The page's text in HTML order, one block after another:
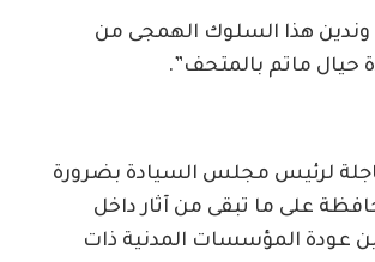
هذا السلوك الهمجى من
حيال ماتم بالمتحف”.
لرئيس مجلس السيادة بضرورة
على ما تبقى من آثار داخل
عودة المؤسسات المدنية ذات